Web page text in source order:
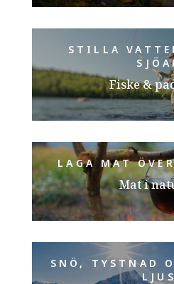
STILLA
Fiske &
LAGA MAT
Mat i
SNÖ, TYSTNAD